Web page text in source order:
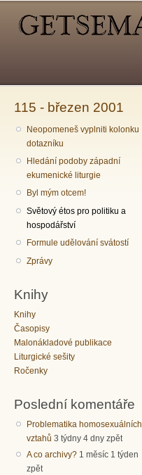
115 - březen 2001
Neopomeneš vyplniti kolonku
dotazníku
Hledání podoby západní
ekumenické liturgie
Byl mým otcem!
Světový étos pro politiku a
hospodářství
Formule udělování svátostí
Zprávy
Knihy
Knihy
Časopisy
Malonákladové publikace
Liturgické sešity
Ročenky
Poslední komentáře
Problematika homosexuálních
vztahů 3 týdny 4 dny zpět
A co archivy? 1 měsíc 1 týden
zpět